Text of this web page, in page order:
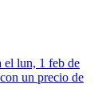
el lun, 1 feb de
un precio de